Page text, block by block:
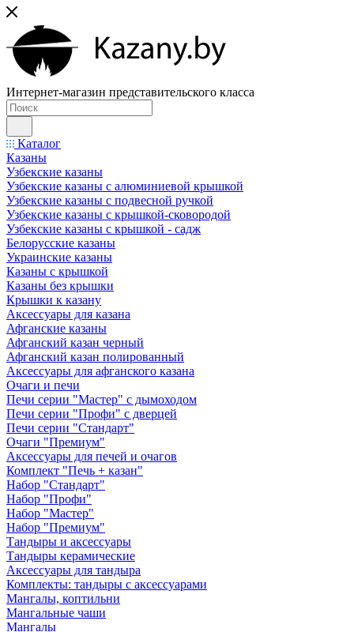
Интернет-магазин представительского класса
Каталог
Казаны
Узбекские казаны
Узбекские казаны с алюминиевой крышкой
Узбекские казаны с подвесной ручкой
Узбекские казаны с крышкой-сковородой
Узбекские казаны с крышкой - садж
Белорусские казаны
Украинские казаны
Казаны с крышкой
Казаны без крышки
Крышки к казану
Аксессуары для казана
Афганские казаны
Афганский казан черный
Афганский казан полированный
Аксессуары для афганского казана
Очаги и печи
Печи серии "Мастер" с дымоходом
Печи серии "Профи" с дверцей
Печи серии "Стандарт"
Очаги "Премиум"
Аксессуары для печей и очагов
Комплект "Печь + казан"
Набор "Стандарт"
Набор "Профи"
Набор "Мастер"
Набор "Премиум"
Тандыры и аксессуары
Тандыры керамические
Аксессуары для тандыра
Комплекты: тандыры с аксессуарами
Мангалы, коптильни
Мангальные чаши
Мангалы